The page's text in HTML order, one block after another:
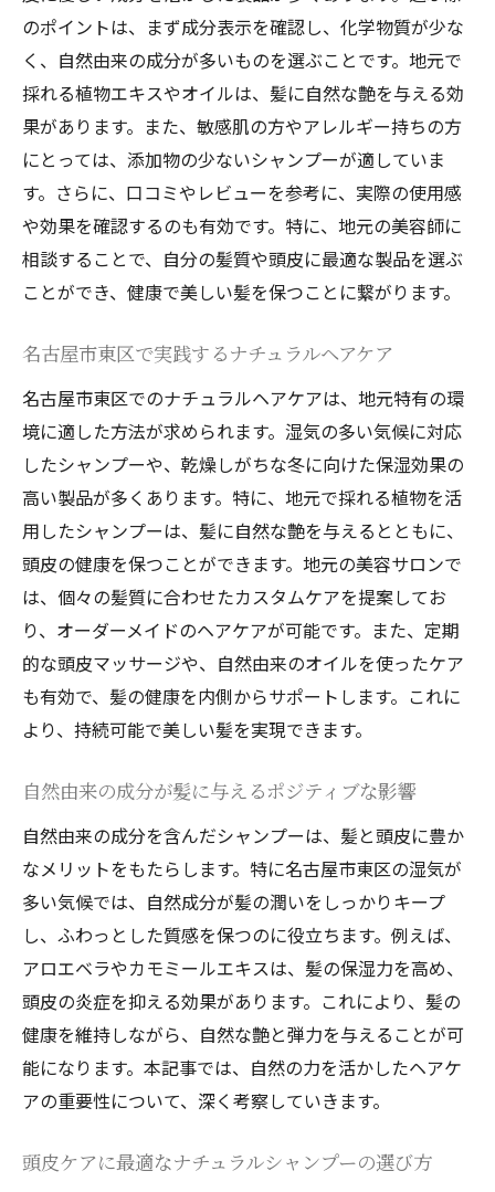
のポイントは、まず成分表示を確認し、化学物質が少な
く、自然由来の成分が多いものを選ぶことです。地元で
採れる植物エキスやオイルは、髪に自然な艶を与える効
果があります。また、敏感肌の方やアレルギー持ちの方
にとっては、添加物の少ないシャンプーが適していま
す。さらに、口コミやレビューを参考に、実際の使用感
や効果を確認するのも有効です。特に、地元の美容師に
相談することで、自分の髪質や頭皮に最適な製品を選ぶ
ことができ、健康で美しい髪を保つことに繋がります。
名古屋市東区で実践するナチュラルヘアケア
名古屋市東区でのナチュラルヘアケアは、地元特有の環
境に適した方法が求められます。湿気の多い気候に対応
したシャンプーや、乾燥しがちな冬に向けた保湿効果の
高い製品が多くあります。特に、地元で採れる植物を活
用したシャンプーは、髪に自然な艶を与えるとともに、
頭皮の健康を保つことができます。地元の美容サロンで
は、個々の髪質に合わせたカスタムケアを提案してお
り、オーダーメイドのヘアケアが可能です。また、定期
的な頭皮マッサージや、自然由来のオイルを使ったケア
も有効で、髪の健康を内側からサポートします。これに
より、持続可能で美しい髪を実現できます。
自然由来の成分が髪に与えるポジティブな影響
自然由来の成分を含んだシャンプーは、髪と頭皮に豊か
なメリットをもたらします。特に名古屋市東区の湿気が
多い気候では、自然成分が髪の潤いをしっかりキープ
し、ふわっとした質感を保つのに役立ちます。例えば、
アロエベラやカモミールエキスは、髪の保湿力を高め、
頭皮の炎症を抑える効果があります。これにより、髪の
健康を維持しながら、自然な艶と弾力を与えることが可
能になります。本記事では、自然の力を活かしたヘアケ
アの重要性について、深く考察していきます。
頭皮ケアに最適なナチュラルシャンプーの選び方